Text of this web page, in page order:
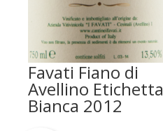
Favati Fiano di
Avellino Etichetta
Bianca 2012